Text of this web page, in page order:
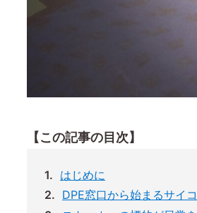
【この記事の目次】
はじめに
DPE窓口から始まるサイ